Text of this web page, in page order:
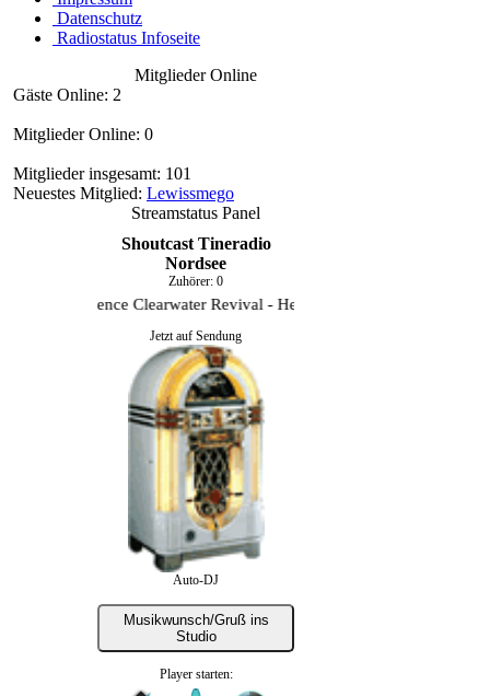
Datenschutz
Radiostatus Infoseite
Mitglieder Online
Gäste Online: 2
Mitglieder Online: 0
Mitglieder insgesamt: 101
Neuestes Mitglied: Lewissmego
Streamstatus Panel
Shoutcast Tineradio
Nordsee
Zuhörer: 0
Creedence Clearwater Revival - Hey Tonight
Jetzt auf Sendung
Auto-DJ
Musikwunsch/Gruß ins
Studio
Player starten: